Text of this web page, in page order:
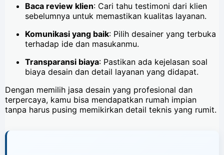
Baca review klien: Cari tahu testimoni dari klien
sebelumnya untuk memastikan kualitas layanan.
Komunikasi yang baik: Pilih desainer yang terbuka
terhadap ide dan masukanmu.
Transparansi biaya: Pastikan ada kejelasan soal
biaya desain dan detail layanan yang didapat.
Dengan memilih jasa desain yang profesional dan
terpercaya, kamu bisa mendapatkan rumah impian
tanpa harus pusing memikirkan detail teknis yang rumit.